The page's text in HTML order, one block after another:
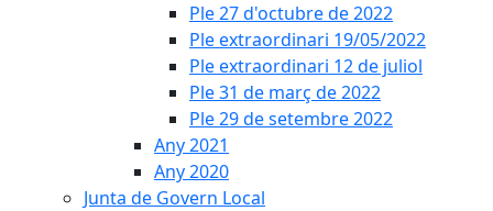
Ple 27 d'octubre de 2022
Ple extraordinari 19/05/2022
Ple extraordinari 12 de juliol
Ple 31 de març de 2022
Ple 29 de setembre 2022
Any 2021
Any 2020
Junta de Govern Local